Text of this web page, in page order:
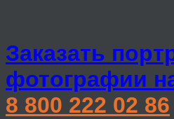
Заказать
фотографии
8 800 222 02 86